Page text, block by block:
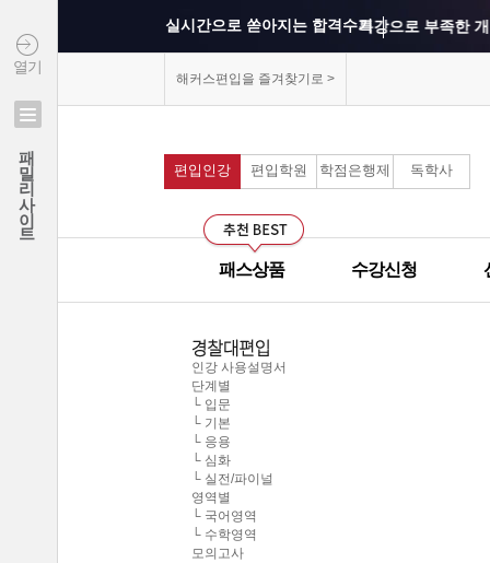
열기
패밀리사이트
실시간으로 쏟아지는 합격수기특강으로 부족한
선생님과의 카톡
건국대학교 최종합격 이*준
성균관대학교 최종합격 정*림
중앙대학교 최종합격 이*영
건국대학교 최종합격 정*훈
이화여자대학교 최종합격 김*현
서울시립대학교 최종합격 한*현
홍익대학교 최종합격 김*영
중앙대학교 최종합격 김*현
한국외국어대학교 최종합격 김*진
중앙대학교 최종합격 한*현
연세대학교 최종합격 김*진
건국대학교 최종합격 이*준
해커스편입을 즐겨찾기로 >
편입인강 편입학원 학점은행제 독학사
패스상품 수강신청
인강 사용설명서
단계별
└ 입문
└ 기본
└ 응용
└ 심화
└ 실전/파이널
영역별
└ 국어영역
└ 수학영역
모의고사